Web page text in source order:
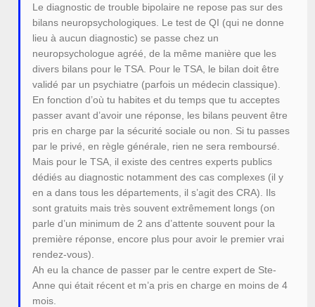
Le diagnostic de trouble bipolaire ne repose pas sur des
bilans neuropsychologiques. Le test de QI (qui ne donne
lieu à aucun diagnostic) se passe chez un
neuropsychologue agréé, de la même manière que les
divers bilans pour le TSA. Pour le TSA, le bilan doit être
validé par un psychiatre (parfois un médecin classique).
En fonction d’où tu habites et du temps que tu acceptes
passer avant d’avoir une réponse, les bilans peuvent être
pris en charge par la sécurité sociale ou non. Si tu passes
par le privé, en règle générale, rien ne sera remboursé.
Mais pour le TSA, il existe des centres experts publics
dédiés au diagnostic notamment des cas complexes (il y
en a dans tous les départements, il s’agit des CRA). Ils
sont gratuits mais très souvent extrêmement longs (on
parle d’un minimum de 2 ans d’attente souvent pour la
première réponse, encore plus pour avoir le premier vrai
rendez-vous).
Ah eu la chance de passer par le centre expert de Ste-
Anne qui était récent et m’a pris en charge en moins de 4
mois.